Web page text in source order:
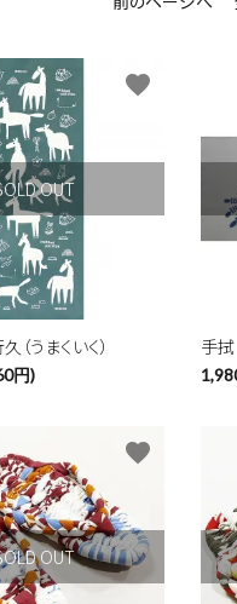
OUT
うまくいく）
円)
favorite
手
OUT
favorite
キーワード
カテゴリー